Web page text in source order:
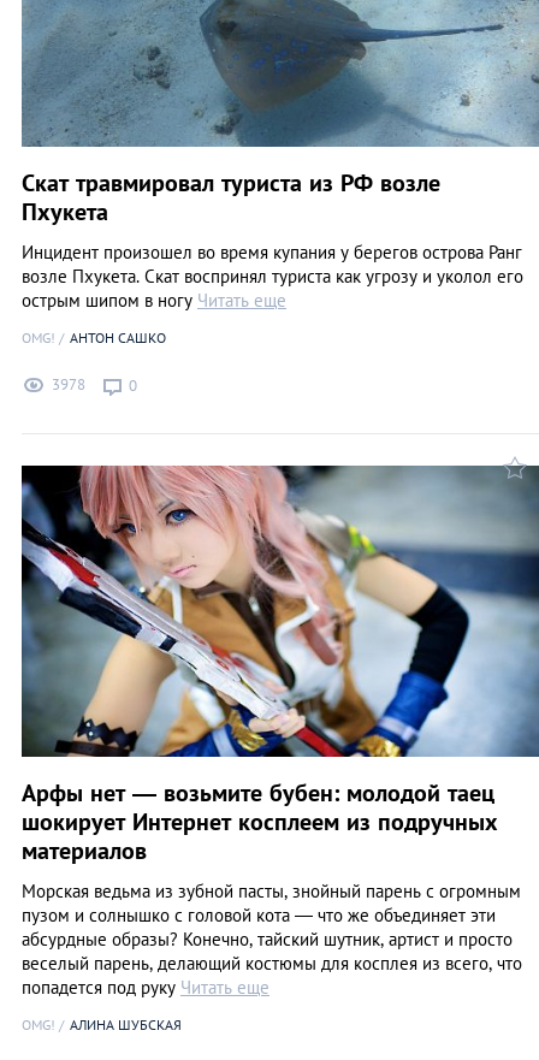
Скат травмировал туриста из РФ возле
Пхукета
Инцидент произошел во время купания у берегов острова Ранг
возле Пхукета. Скат воспринял туриста как угрозу и уколол его
острым шипом в ногу Читать еще
OMG! АНТОН САШКО
3978 0
Арфы нет — возьмите бубен: молодой таец
шокирует Интернет косплеем из подручных
материалов
Морская ведьма из зубной пасты, знойный парень с огромным
пузом и солнышко с головой кота — что же объединяет эти
абсурдные образы? Конечно, тайский шутник, артист и просто
веселый парень, делающий костюмы для косплея из всего, что
попадется под руку Читать еще
OMG! АЛИНА ШУБСКАЯ